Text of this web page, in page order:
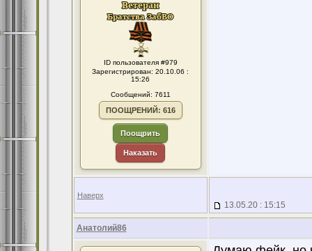
ID пользователя #979
Зарегистрирован: 20.10.06 :
15:26
Сообщений: 7611
ПООЩРЕНИЙ: 616
Поощрить
Наказать
Наверх
13.05.20 : 15:15
Анатолий86